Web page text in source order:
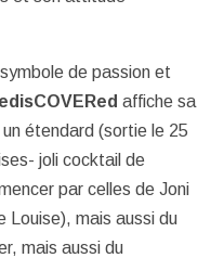
de passion et
affiche sa
étendard (sortie le 25
joli cocktail de
par celles de Joni
Louise), mais aussi du
mais aussi du